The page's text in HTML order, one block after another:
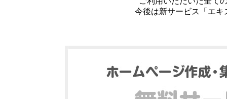
今後は新サービス「エ